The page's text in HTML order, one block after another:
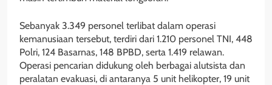
Sebanyak 3.349 personel terlibat dalam operasi
kemanusiaan tersebut, terdiri dari 1.210 personel TNI, 448
Polri, 124 Basarnas, 148 BPBD, serta 1.419 relawan.
Operasi pencarian didukung oleh berbagai alutsista dan
peralatan evakuasi, di antaranya 5 unit helikopter, 19 unit